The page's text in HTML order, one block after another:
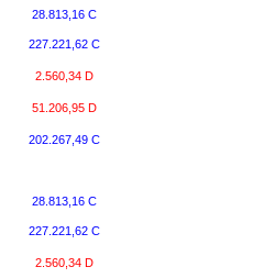
28.813,16 C
227.221,62 C
2.560,34 D
51.206,95 D
202.267,49 C
28.813,16 C
227.221,62 C
2.560,34 D